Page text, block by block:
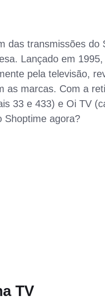
das transmissões
Lançado em
pela televisão,
as marcas. Com a
33 e 433) e Oi TV
Shoptime agora?
TV